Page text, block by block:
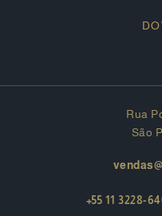
Rua
São
+55 11 3228-